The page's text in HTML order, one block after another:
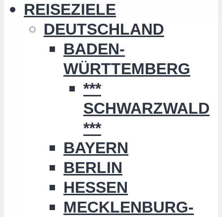
REISEZIELE
DEUTSCHLAND
BADEN-
WÜRTTEMBERG
***
SCHWARZWALD
***
BAYERN
BERLIN
HESSEN
MECKLENBURG-